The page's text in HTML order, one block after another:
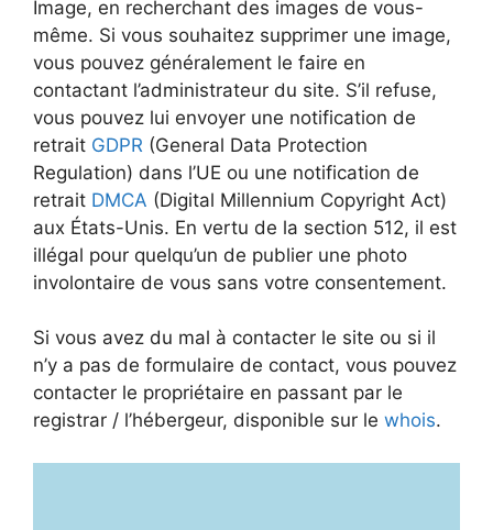
Image, en recherchant des images de vous-
même. Si vous souhaitez supprimer une image,
vous pouvez généralement le faire en
contactant l’administrateur du site. S’il refuse,
vous pouvez lui envoyer une notification de
retrait GDPR (General Data Protection
Regulation) dans l’UE ou une notification de
retrait DMCA (Digital Millennium Copyright Act)
aux États-Unis. En vertu de la section 512, il est
illégal pour quelqu’un de publier une photo
involontaire de vous sans votre consentement.
Si vous avez du mal à contacter le site ou si il
n’y a pas de formulaire de contact, vous pouvez
contacter le propriétaire en passant par le
registrar / l’hébergeur, disponible sur le whois.